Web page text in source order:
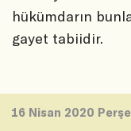
hükümdarın
gayet tabiidir.
16 Nisan 2020